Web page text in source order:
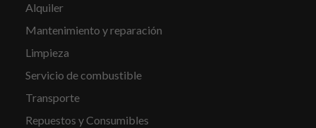
Alquiler
Mantenimiento y reparación
Limpieza
Servicio de combustible
Transporte
Repuestos y Consumibles